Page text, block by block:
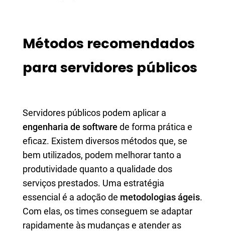
Métodos recomendados
para servidores públicos
Servidores públicos podem aplicar a
engenharia de software de forma prática e
eficaz. Existem diversos métodos que, se
bem utilizados, podem melhorar tanto a
produtividade quanto a qualidade dos
serviços prestados. Uma estratégia
essencial é a adoção de metodologias ágeis.
Com elas, os times conseguem se adaptar
rapidamente às mudanças e atender as